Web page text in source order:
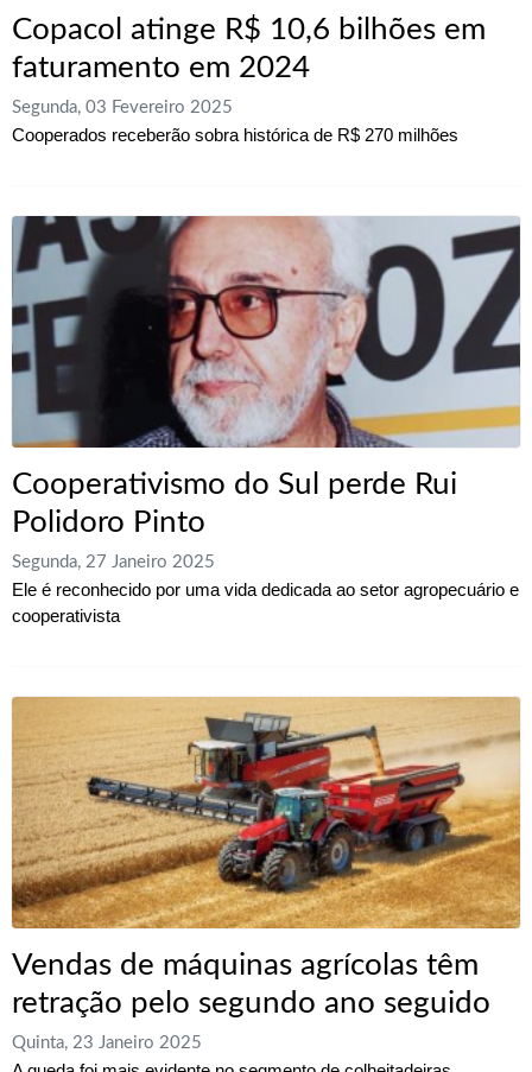
Copacol atinge R$ 10,6 bilhões em
faturamento em 2024
Segunda, 03 Fevereiro 2025
Cooperados receberão sobra histórica de R$ 270 milhões
Cooperativismo do Sul perde Rui
Polidoro Pinto
Segunda, 27 Janeiro 2025
Ele é reconhecido por uma vida dedicada ao setor agropecuário e
cooperativista
Vendas de máquinas agrícolas têm
retração pelo segundo ano seguido
Quinta, 23 Janeiro 2025